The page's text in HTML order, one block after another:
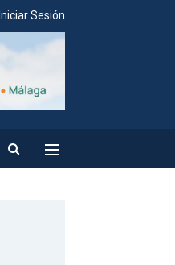
Iniciar Sesión